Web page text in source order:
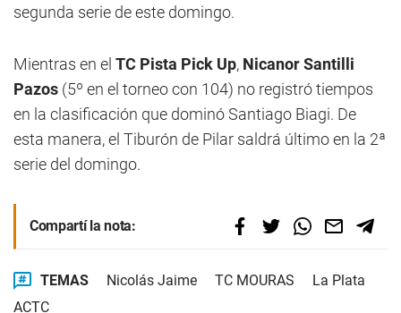
segunda serie de este domingo.
Mientras en el TC Pista Pick Up, Nicanor Santilli
Pazos (5º en el torneo con 104) no registró tiempos
en la clasificación que dominó Santiago Biagi. De
esta manera, el Tiburón de Pilar saldrá último en la 2ª
serie del domingo.
Compartí la nota:
TEMAS Nicolás Jaime TC MOURAS
La Plata
ACTC